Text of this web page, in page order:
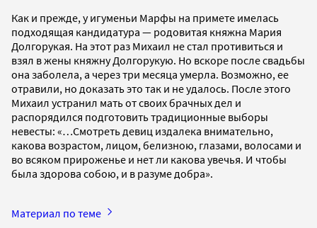
Как и прежде, у игуменьи Марфы на примете имелась
подходящая кандидатура — родовитая княжна Мария
Долгорукая. На этот раз Михаил не стал противиться и
взял в жены княжну Долгорукую. Но вскоре после свадьбы
она заболела, а через три месяца умерла. Возможно, ее
отравили, но доказать это так и не удалось. После этого
Михаил устранил мать от своих брачных дел и
распорядился подготовить традиционные выборы
невесты: «…Смотреть девиц издалека внимательно,
какова возрастом, лицом, белизною, глазами, волосами и
во всяком прироженье и нет ли какова увечья. И чтобы
была здорова собою, и в разуме добра».
Материал по теме